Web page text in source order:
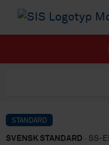
STANDARD
SVENSK STANDARD · SS-